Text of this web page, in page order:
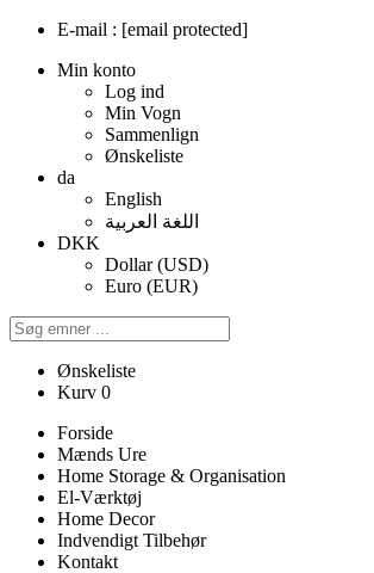
E-mail : [email protected]
Min konto
Log ind
Min Vogn
Sammenlign
Ønskeliste
da
English
اللغة العربية
DKK
Dollar (USD)
Euro (EUR)
Ønskeliste
Kurv 0
Forside
Mænds Ure
Home Storage & Organisation
El-Værktøj
Home Decor
Indvendigt Tilbehør
Kontakt